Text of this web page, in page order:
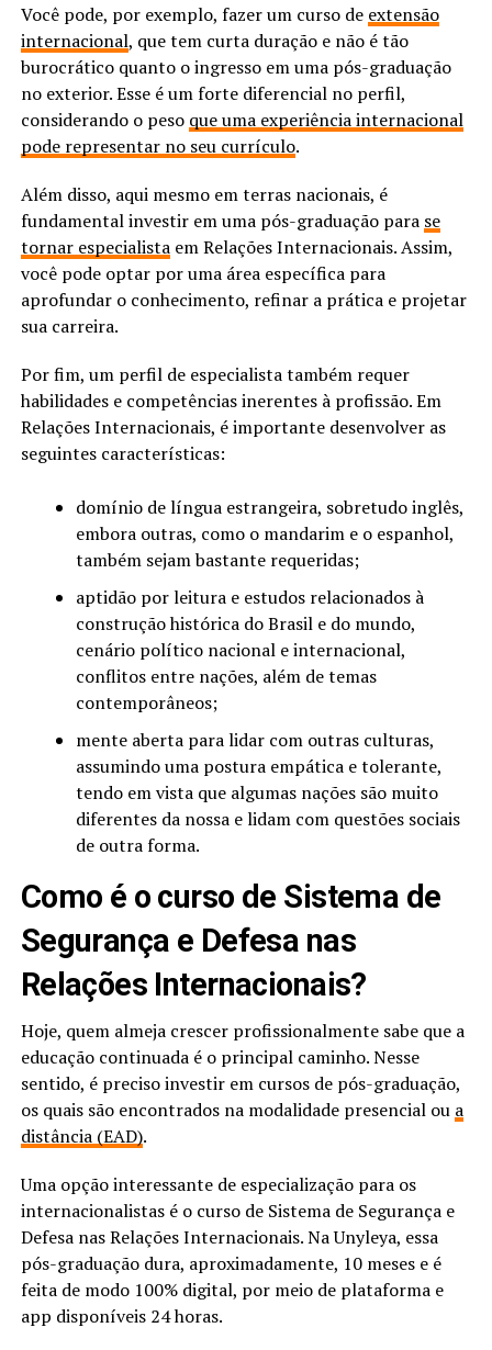
Você pode, por exemplo, fazer um curso de extensão
internacional, que tem curta duração e não é tão
burocrático quanto o ingresso em uma pós-graduação
no exterior. Esse é um forte diferencial no perfil,
considerando o peso que uma experiência internacional
pode representar no seu currículo.
Além disso, aqui mesmo em terras nacionais, é
fundamental investir em uma pós-graduação para se
tornar especialistaem Relações Internacionais. Assim,
você pode optar por uma área específica para
aprofundar o conhecimento, refinar a prática e projetar
sua carreira.
Por fim, um perfil de especialista também requer
habilidades e competências inerentes à profissão. Em
Relações Internacionais, é importante desenvolver as
seguintes características:
domínio de língua estrangeira, sobretudo inglês,
embora outras, como o mandarim e o espanhol,
também sejam bastante requeridas;
aptidão por leitura e estudos relacionados à
construção histórica do Brasil e do mundo,
cenário político nacional e internacional,
conflitos entre nações, além de temas
contemporâneos;
mente aberta para lidar com outras culturas,
assumindo uma postura empática e tolerante,
tendo em vista que algumas nações são muito
diferentes da nossa e lidam com questões sociais
de outra forma.
Como é o curso de Sistema de
Segurança e Defesa nas
Relações Internacionais?
Hoje, quem almeja crescer profissionalmente sabe que a
educação continuada é o principal caminho. Nesse
sentido, é preciso investir em cursos de pós-graduação,
os quais são encontrados na modalidade presencial ou a
distância (EAD).
Uma opção interessante de especialização para os
internacionalistas é o curso de Sistema de Segurança e
Defesa nas Relações Internacionais. Na Unyleya, essa
pós-graduação dura, aproximadamente, 10 meses e é
feita de modo 100% digital, por meio de plataforma e
app disponíveis 24 horas.